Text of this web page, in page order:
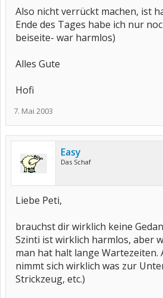
Also nicht verrückt machen, ist
Ende des Tages habe ich nur
beiseite- war harmlos)
Alles Gute
Hofi
7. Mai 2003
Easy
Das Schaf
Liebe Peti,
brauchst dir wirklich keine
Szinti ist wirklich harmlos, aber
man hat halt lange Wartezeiten.
nimmt sich wirklich was zur
Strickzeug, etc.)